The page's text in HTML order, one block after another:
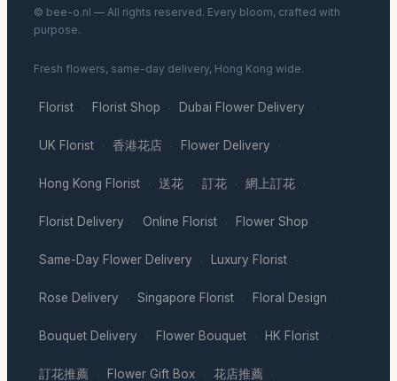
© bee-o.nl — All rights reserved. Every bloom, crafted with
purpose.
Fresh flowers, same-day delivery, Hong Kong wide.
Florist · Florist Shop · Dubai Flower Delivery ·
UK Florist · 香港花店 · Flower Delivery ·
Hong Kong Florist · 送花 · 訂花 · 網上訂花 ·
Florist Delivery · Online Florist · Flower Shop ·
Same-Day Flower Delivery · Luxury Florist ·
Rose Delivery · Singapore Florist · Floral Design ·
Bouquet Delivery · Flower Bouquet · HK Florist ·
訂花推薦 · Flower Gift Box · 花店推薦 ·